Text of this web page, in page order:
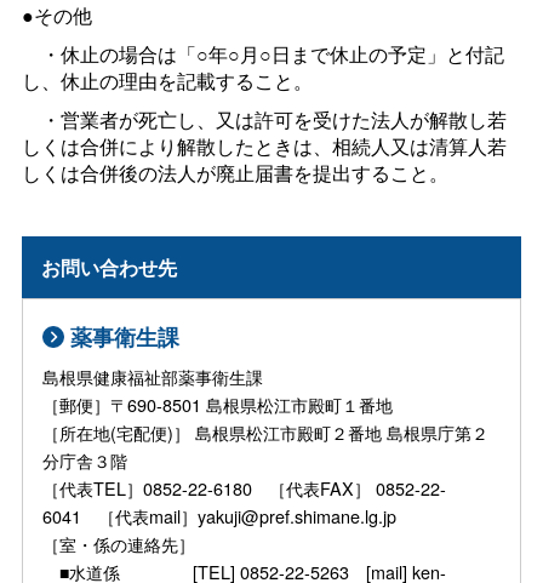
●その他
・休止の場合は「○年○月○日まで休止の予定」と付記
し、休止の理由を記載すること。
・営業者が死亡し、又は許可を受けた法人が解散し若
しくは合併により解散したときは、相続人又は清算人若
しくは合併後の法人が廃止届書を提出すること。
お問い合わせ先
薬事衛生課
島根県健康福祉部薬事衛生課
［郵便］〒690-8501 島根県松江市殿町１番地
［所在地(宅配便)］ 島根県松江市殿町２番地 島根県庁第２
分庁舎３階
［代表TEL］0852-22-6180 ［代表FAX］ 0852-22-
6041 ［代表mail］yakuji@pref.shimane.lg.jp
［室・係の連絡先］
■水道係 [TEL] 0852-22-5263 [mail] ken-